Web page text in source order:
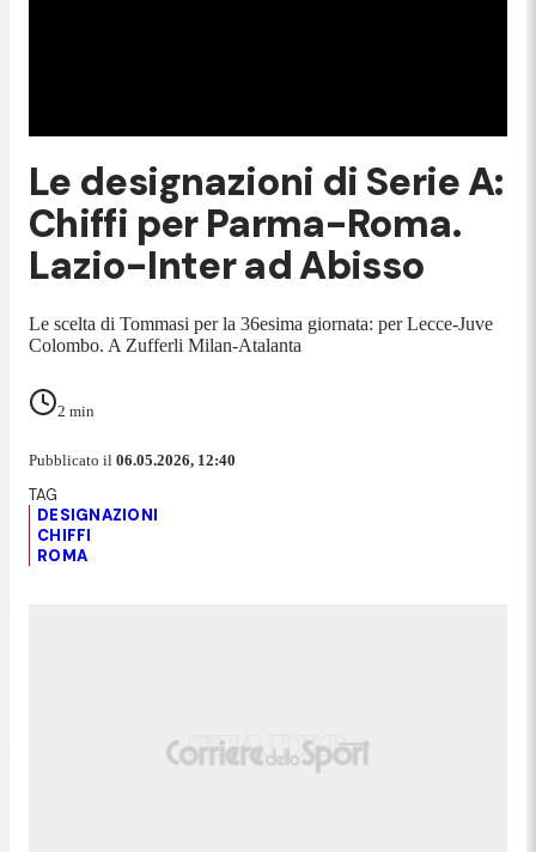
Le designazioni di Serie A:
Chiffi per Parma-Roma.
Lazio-Inter ad Abisso
Le scelta di Tommasi per la 36esima giornata: per Lecce-Juve
Colombo. A Zufferli Milan-Atalanta
2 min
Pubblicato il 06.05.2026, 12:40
DESIGNAZIONI
CHIFFI
ROMA